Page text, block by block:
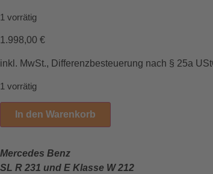
1 vorrätig
1.998,00 €
inkl. MwSt., Differenzbesteuerung nach § 25a
1 vorrätig
In den Warenkorb
Mercedes Benz
SL R 231 und E Klasse W 212